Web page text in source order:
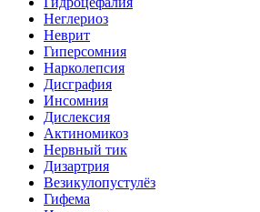
Неглериоз
Неврит
Гиперсомния
Нарколепсия
Дисграфия
Инсомния
Дислексия
Актиномикоз
Нервный тик
Дизартрия
Везикулопустулёз
Гифема